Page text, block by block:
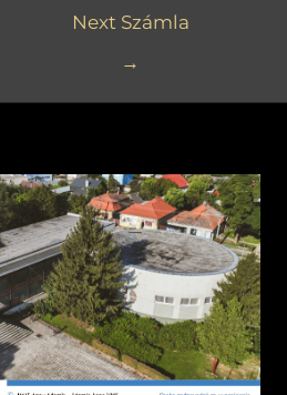
Next Számla
→